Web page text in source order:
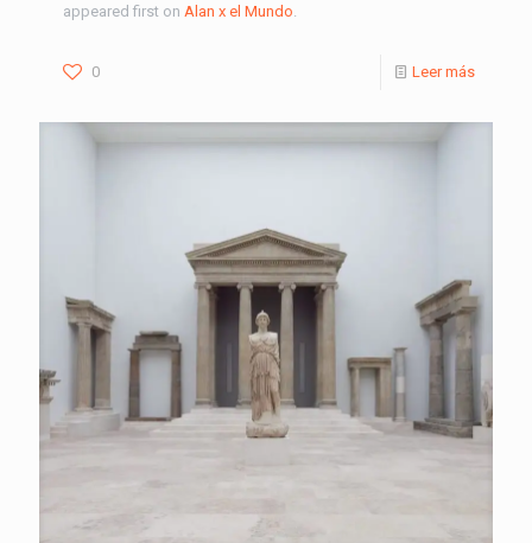
appeared first on Alan x el Mundo.
0 Leer más